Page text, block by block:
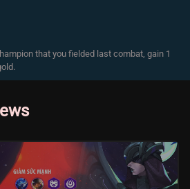
that you fielded last combat, gain 1